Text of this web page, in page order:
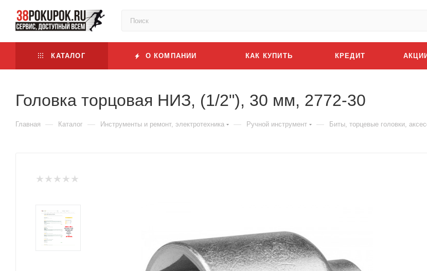
КАТАЛОГ О КОМПАНИИ КАК КУПИТЬ КРЕДИТ АКЦИИ
Головка торцовая НИЗ, (1/2"), 30 мм, 2772-30
Главная — Каталог — Инструменты и ремонт, электротехника — Ручной инструмент — Биты, торцевые головки,